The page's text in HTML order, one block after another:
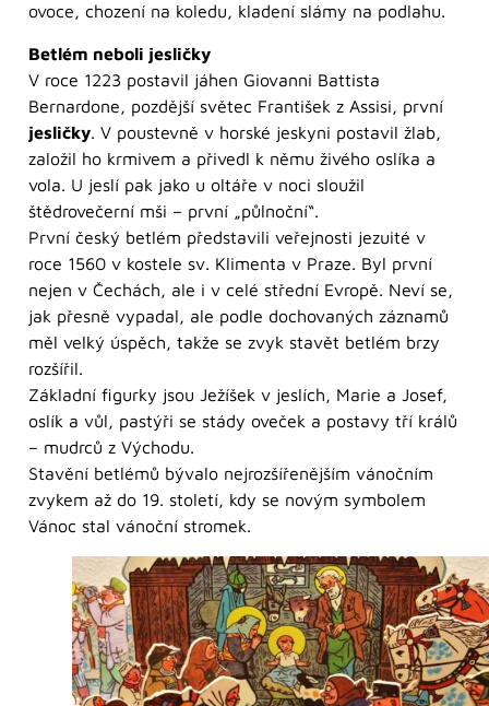
ovoce, chození na koledu, kladení slámy na podlahu.
Betlém neboli jesličky
V roce 1223 postavil jáhen Giovanni Battista
Bernardone, pozdější světec František z Assisi, první
jesličky. V poustevně v horské jeskyni postavil žlab,
založil ho krmivem a přivedl k němu živého oslíka a
vola. U jeslí pak jako u oltáře v noci sloužil
štědrovečerní mši – první „půlnoční“.
První český betlém představili veřejnosti jezuité v
roce 1560 v kostele sv. Klimenta v Praze. Byl první
nejen v Čechách, ale i v celé střední Evropě. Neví se,
jak přesně vypadal, ale podle dochovaných záznamů
měl velký úspěch, takže se zvyk stavět betlém brzy
rozšířil.
Základní figurky jsou Ježíšek v jeslích, Marie a Josef,
oslík a vůl, pastýři se stády oveček a postavy tří králů
– mudrců z Východu.
Stavění betlémů bývalo nejrozšířenějším vánočním
zvykem až do 19. století, kdy se novým symbolem
Vánoc stal vánoční stromek.